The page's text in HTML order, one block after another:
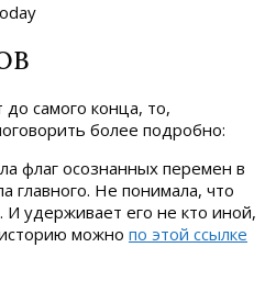
до самого конца, то,
более подробно:
флаг осознанных перемен в
главного. Не понимала, что
удерживает его не кто иной,
можно по этой ссылке